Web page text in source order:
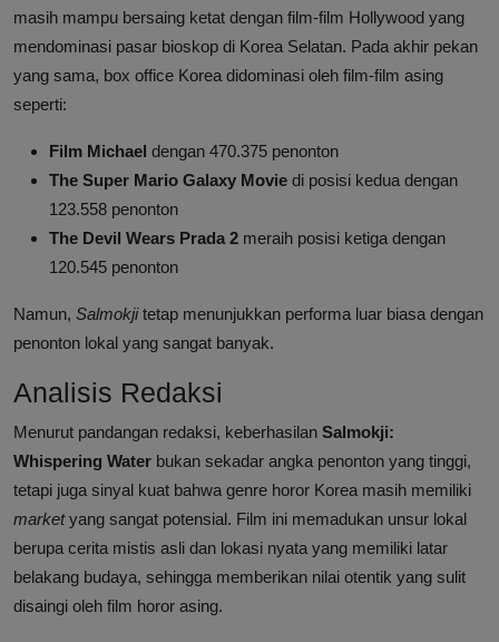
masih mampu bersaing ketat dengan film-film Hollywood yang
mendominasi pasar bioskop di Korea Selatan. Pada akhir pekan
yang sama, box office Korea didominasi oleh film-film asing
seperti:
Film Michael dengan 470.375 penonton
The Super Mario Galaxy Movie di posisi kedua dengan
123.558 penonton
The Devil Wears Prada 2 meraih posisi ketiga dengan
120.545 penonton
Namun, Salmokjitetap menunjukkan performa luar biasa dengan
penonton lokal yang sangat banyak.
Analisis Redaksi
Menurut pandangan redaksi, keberhasilan Salmokji:
Whispering Water bukan sekadar angka penonton yang tinggi,
tetapi juga sinyal kuat bahwa genre horor Korea masih memiliki
marketyang sangat potensial. Film ini memadukan unsur lokal
berupa cerita mistis asli dan lokasi nyata yang memiliki latar
belakang budaya, sehingga memberikan nilai otentik yang sulit
disaingi oleh film horor asing.